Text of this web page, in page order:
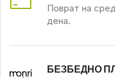
Поврат на
дена.
БЕЗБЕДНО